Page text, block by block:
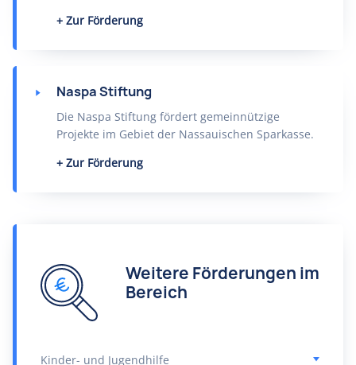
Zur Förderung
Naspa Stiftung
Die Naspa Stiftung fördert gemeinnützige
Projekte im Gebiet der Nassauischen Sparkasse.
Zur Förderung
Weitere Förderungen im
Bereich